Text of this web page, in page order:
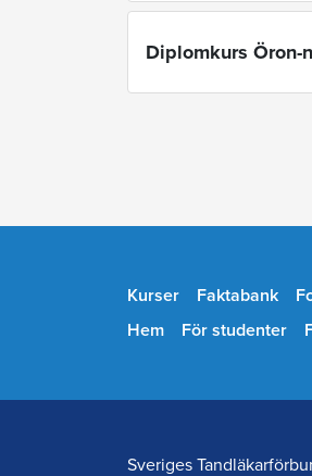
Diplomkurs Öron-
Kurser Faktabank
Hem
För studenter
Sveriges